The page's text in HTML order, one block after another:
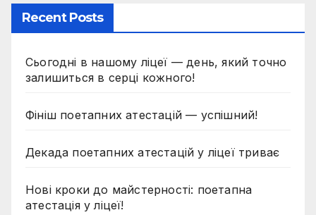
Recent Posts
Сьогодні в нашому ліцеї — день, який точно
залишиться в серці кожного!
Фініш поетапних атестацій — успішний!
Декада поетапних атестацій у ліцеї триває
Нові кроки до майстерності: поетапна
атестація у ліцеї!